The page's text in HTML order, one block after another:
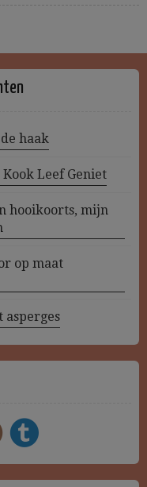
haak
Kook Leef Geniet
hooikoorts, mijn
op maat
asperges